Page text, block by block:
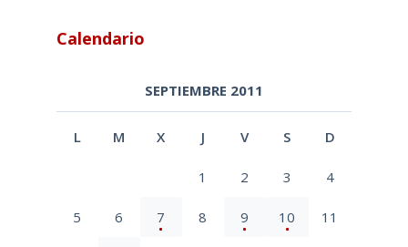
Calendario
SEPTIEMBRE 2011
L M X J V S D
1 2 3 4
5 6 7 8 9 10 11